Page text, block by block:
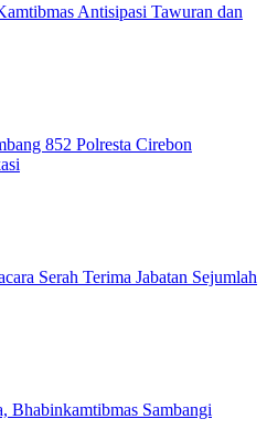
Antisipasi Tawuran dan
852 Polresta Cirebon
Serah Terima Jabatan Sejumlah
Bhabinkamtibmas Sambangi